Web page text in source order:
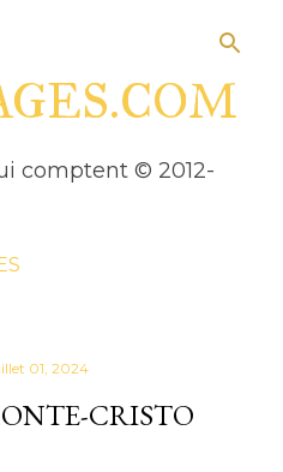
comptent © 2012-
01, 2024
CRISTO